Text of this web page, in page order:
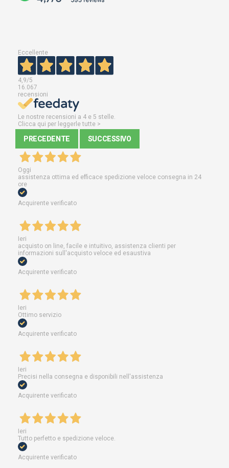
Eccellente
4,9/5
16.067
recensioni
Le nostre recensioni a 4 e 5 stelle.
Clicca qui per leggerle tutte >
PRECEDENTE SUCCESSIVO
Oggi
assistenza ottima ed efficace spedizione veloce consegna in 24
ore
Acquirente verificato
Ieri
acquisto on line, facile e intuitivo, assistenza clienti per
informazioni sull'acquisto veloce ed esaustiva
Acquirente verificato
Ieri
Ottimo servizio
Acquirente verificato
Ieri
Precisi nella consegna e disponibili nell'assistenza
Acquirente verificato
Ieri
Tutto perfetto e spedizione veloce.
Acquirente verificato